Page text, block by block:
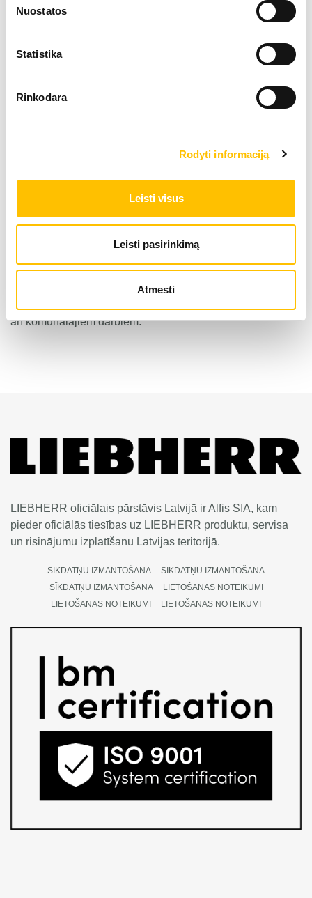
Nuostatos
Statistika
Rinkodara
Rodyti informaciją
Leisti visus
Leisti pasirinkimą
Atmesti
Liebherr riteņu ekskavatori ir spēgīgi darboties ļoti dažādās
situācijas un tos raksturo daudzpusība. Tie ir domāti, lai
nodrošinātu ātrumu un jaudu, tādā veidā paveicot reālus
rakšanas spēki un zems degvielas patēriņš summējas
augstā produktivitātē un laika ietaupījumā. Riteņu
ekskavators ir ideāli piemērots ceļu un tiltu būvniecības, kā
arī komunālajiem darbiem.
LIEBHERR oficiālais pārstāvis Latvijā ir Alfis SIA, kam
pieder oficiālās tiesības uz LIEBHERR produktu, servisa
un risinājumu izplatīšanu Latvijas teritorijā.
SĪKDATŅU IZMANTOŠANA
SĪKDATŅU IZMANTOŠANA
SĪKDATŅU IZMANTOŠANA
LIETOŠANAS NOTEIKUMI
LIETOŠANAS NOTEIKUMI
LIETOŠANAS NOTEIKUMI